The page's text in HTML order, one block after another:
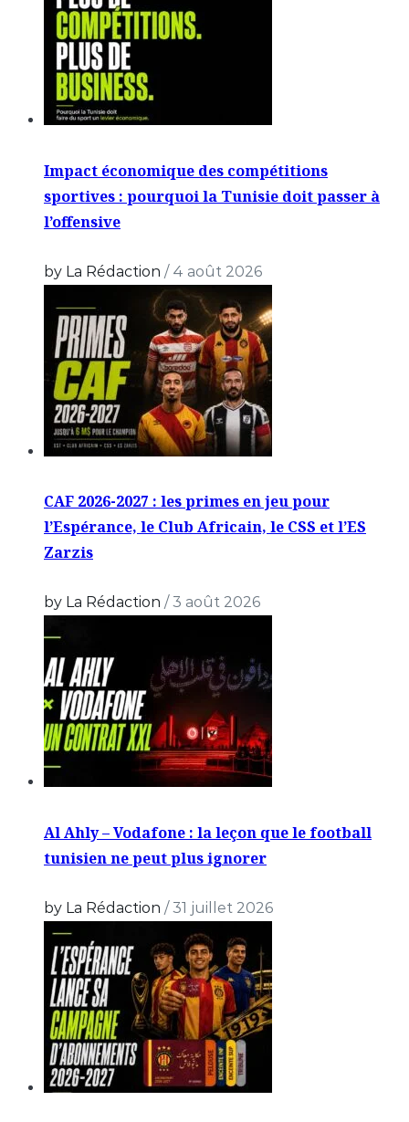
Impact économique des compétitions
sportives : pourquoi la Tunisie doit passer à
l’offensive
by La Rédaction / 4 août 2026
CAF 2026-2027 : les primes en jeu pour
l’Espérance, le Club Africain, le CSS et l’ES
Zarzis
by La Rédaction /3 août 2026
Al Ahly – Vodafone : la leçon que le football
tunisien ne peut plus ignorer
by La Rédaction /31 juillet 2026